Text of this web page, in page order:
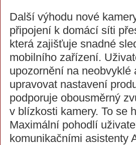
Další výhodu nové
připojení k domácí síti
která zajišťuje snadné
mobilního zařízení.
upozornění na neobvyklé
upravovat nastavení
podporuje obousměrný
v blízkosti kamery. To se
Maximální pohodlí
komunikačními asistenty